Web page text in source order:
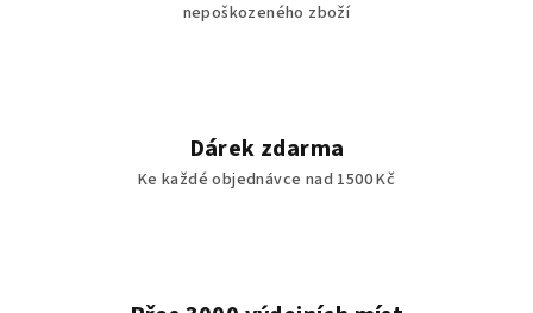
nepoškozeného zboží
Dárek zdarma
Ke každé objednávce nad 1500 Kč